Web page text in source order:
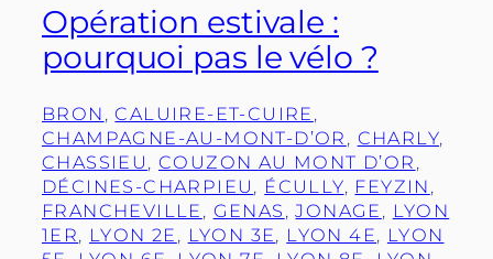
Opération estivale :
pourquoi pas le vélo ?
BRON , CALUIRE-ET-CUIRE
CHAMPAGNE-AU-MONT-D’OR , CHARLY
CHASSIEU , COUZON AU MONT D’OR
DÉCINES-CHARPIEU , ÉCULLY, FEYZIN
FRANCHEVILLE , GENAS , JONAGE , LYON
1ER, LYON 2E , LYON 3E, LYON 4E, LYON